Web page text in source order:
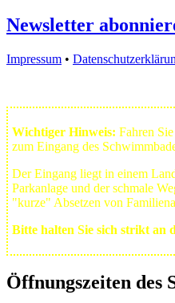
Newsletter
Impressum •
Wichtiger Hinweis: Fahren
zum Eingang des
Der Eingang liegt in einem
Park­anlage und der schmale
"kurze" Absetzen von
Bitte halten Sie sich strikt an
Öffnungszeiten des